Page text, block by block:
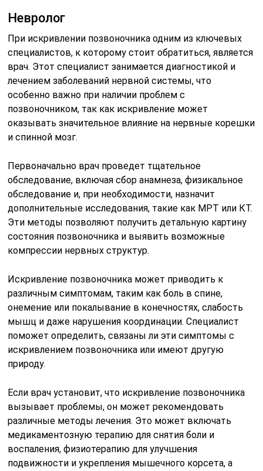
Невролог
При искривлении позвоночника одним из ключевых
специалистов, к которому стоит обратиться, является
врач. Этот специалист занимается диагностикой и
лечением заболеваний нервной системы, что
особенно важно при наличии проблем с
позвоночником, так как искривление может
оказывать значительное влияние на нервные корешки
и спинной мозг.
Первоначально врач проведет тщательное
обследование, включая сбор анамнеза, физикальное
обследование и, при необходимости, назначит
дополнительные исследования, такие как МРТ или КТ.
Эти методы позволяют получить детальную картину
состояния позвоночника и выявить возможные
компрессии нервных структур.
Искривление позвоночника может приводить к
различным симптомам, таким как боль в спине,
онемение или покалывание в конечностях, слабость
мышц и даже нарушения координации. Специалист
поможет определить, связаны ли эти симптомы с
искривлением позвоночника или имеют другую
природу.
Если врач установит, что искривление позвоночника
вызывает проблемы, он может рекомендовать
различные методы лечения. Это может включать
медикаментозную терапию для снятия боли и
воспаления, физиотерапию для улучшения
подвижности и укрепления мышечного корсета, а